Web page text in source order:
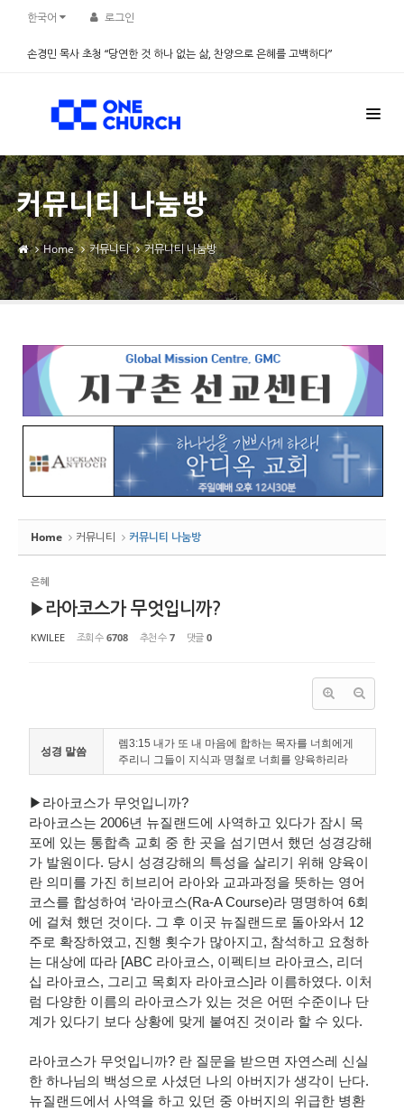
한국어 로그인
손경민 목사 초청 “당연한 것 하나 없는 삶, 찬양으로 은혜를 고백하다”
커뮤니티 나눔방
Home 커뮤니티 커뮤니티 나눔방
Home 커뮤니티 커뮤니티 나눔방
은혜
▶라아코스가 무엇입니까?
KWILEE 조회 수 6708 추천 수 7 댓글 0
성경 말씀
렘3:15 내가 또 내 마음에 합하는 목자를 너희에게
주리니 그들이 지식과 명철로 너희를 양육하리라
▶라아코스가 무엇입니까?
라아코스는 2006년 뉴질랜드에 사역하고 있다가 잠시 목
포에 있는 통합측 교회 중 한 곳을 섬기면서 했던 성경강해
가 발원이다. 당시 성경강해의 특성을 살리기 위해 양육이
란 의미를 가진 히브리어 라아와 교과과정을 뜻하는 영어
코스를 합성하여 ‘라아코스(Ra-A Course)라 명명하여 6회
에 걸쳐 했던 것이다. 그 후 이곳 뉴질랜드로 돌아와서 12
주로 확장하였고, 진행 횟수가 많아지고, 참석하고 요청하
는 대상에 따라 [ABC 라아코스, 이펙티브 라아코스, 리더
십 라아코스, 그리고 목회자 라아코스]라 이름하였다. 이처
럼 다양한 이름의 라아코스가 있는 것은 어떤 수준이나 단
계가 있다기 보다 상황에 맞게 붙여진 것이라 할 수 있다.
라아코스가 무엇입니까? 란 질문을 받으면 자연스레 신실
한 하나님의 백성으로 사셨던 나의 아버지가 생각이 난다.
뉴질랜드에서 사역을 하고 있던 중 아버지의 위급한 병환
Sketchbook5, 스케치북5